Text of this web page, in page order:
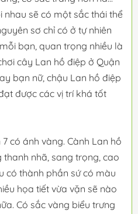
nhau sẽ có một sắc thái thể
sơ chỉ có ở tự nhiên
bạn, quan trọng nhiều là
cây Lan hồ điệp ở Quận
bạn nữ, chậu Lan hồ điệp
được các vị trí khá tốt
có ánh vàng. Cành Lan hồ
nhã, sang trọng, cao
có thành phần sứ có màu
họa tiết vừa vặn sẽ nào
Có sắc vàng biểu trưng